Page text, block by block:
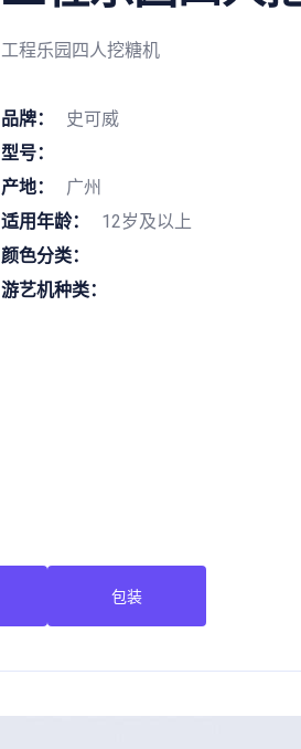
工程乐园四人挖糖机
品牌：
史可威
型号：
产地：
广州
适用年龄：
12岁及以上
颜色分类：
游艺机种类：
包装